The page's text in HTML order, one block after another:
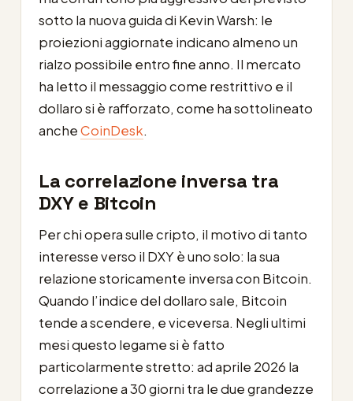
sotto la nuova guida di Kevin Warsh: le
proiezioni aggiornate indicano almeno un
rialzo possibile entro fine anno. Il mercato
ha letto il messaggio come restrittivo e il
dollaro si è rafforzato, come ha sottolineato
ancheCoinDesk.
La correlazione inversa tra
DXY e Bitcoin
Per chi opera sulle cripto, il motivo di tanto
interesse verso il DXY è uno solo: la sua
relazione storicamente inversa con Bitcoin.
Quando l’indice del dollaro sale, Bitcoin
tende a scendere, e viceversa. Negli ultimi
mesi questo legame si è fatto
particolarmente stretto: ad aprile 2026 la
correlazione a 30 giorni tra le due grandezze